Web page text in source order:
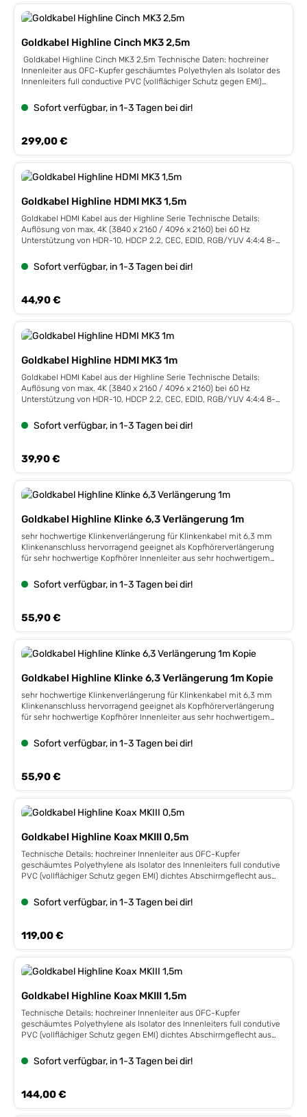
Goldkabel Highline Cinch MK3 2,5m
Goldkabel Highline Cinch MK3 2,5m Technische Daten: hochreiner
Innenleiter aus OFC-Kupfer geschäumtes Polyethylen als Isolator des
Innenleiters full conductive PVC (vollflächiger Schutz gegen EMI)
verspannbare Cinchstecker für besten Sitz auf der Buchse vergoldete
Kontakte hochwertiges Außengewebe mit feiner Haptik
Sofort verfügbar, in 1-3 Tagen bei dir!
Regulärer Preis:
299,00 €
Goldkabel Highline HDMI MK3 1,5m
Goldkabel HDMI Kabel aus der Highline Serie Technische Details:
Auflösung von max. 4K (3840 x 2160 / 4096 x 2160) bei 60 Hz
Unterstützung von HDR-10, HDCP 2.2, CEC, EDID, RGB/YUV 4:4:4 8-
Übertragungsrate: 18 Gbit/s vergoldete Kontakte
Sofort verfügbar, in 1-3 Tagen bei dir!
Regulärer Preis:
44,90 €
Goldkabel Highline HDMI MK3 1m
Goldkabel HDMI Kabel aus der Highline Serie Technische Details:
Auflösung von max. 4K (3840 x 2160 / 4096 x 2160) bei 60 Hz
Unterstützung von HDR-10, HDCP 2.2, CEC, EDID, RGB/YUV 4:4:4 8-
Übertragungsrate: 18 Gbit/s vergoldete Kontakte
Sofort verfügbar, in 1-3 Tagen bei dir!
Regulärer Preis:
39,90 €
Goldkabel Highline Klinke 6,3 Verlängerung 1m
sehr hochwertige Klinkenverlängerung für Klinkenkabel mit 6,3 mm
Klinkenanschluss hervorragend geeignet als Kopfhörerverlängerung
für sehr hochwertige Kopfhörer Innenleiter aus sehr hochwertigem
Signalübertragung full conductive PVC schützt das Kabel gegen
jegliche EMI (elektromagnetische Einflüsse) energy metal plugs für
Ausführung für besten Sitz mit vergoldeten Kontakten exklusive
Handarbeit made in Germany
Sofort verfügbar, in 1-3 Tagen bei dir!
Regulärer Preis:
55,90 €
Goldkabel Highline Klinke 6,3 Verlängerung 1m Kopie
sehr hochwertige Klinkenverlängerung für Klinkenkabel mit 6,3 mm
Klinkenanschluss hervorragend geeignet als Kopfhörerverlängerung
für sehr hochwertige Kopfhörer Innenleiter aus sehr hochwertigem
Signalübertragung full conductive PVC schützt das Kabel gegen
jegliche EMI (elektromagnetische Einflüsse) energy metal plugs für
Ausführung für besten Sitz mit vergoldeten Kontakten exklusive
Handarbeit made in Germany
Sofort verfügbar, in 1-3 Tagen bei dir!
Regulärer Preis:
55,90 €
Goldkabel Highline Koax MKIII 0,5m
Technische Details: hochreiner Innenleiter aus OFC-Kupfer
geschäumtes Polyethylene als Isolator des Innenleiters full condutive
PVC (vollflächiger Schutz gegen EMI) dichtes Abschirmgeflecht aus
festen Sitz auf der Buchse vergoldete Kontakte hochwertiges
Außengewebe mit feiner Haptik
Sofort verfügbar, in 1-3 Tagen bei dir!
Regulärer Preis:
119,00 €
Goldkabel Highline Koax MKIII 1,5m
Technische Details: hochreiner Innenleiter aus OFC-Kupfer
geschäumtes Polyethylene als Isolator des Innenleiters full condutive
PVC (vollflächiger Schutz gegen EMI) dichtes Abschirmgeflecht aus
festen Sitz auf der Buchse vergoldete Kontakte hochwertiges
Außengewebe mit feiner Haptik
Sofort verfügbar, in 1-3 Tagen bei dir!
Regulärer Preis:
144,00 €